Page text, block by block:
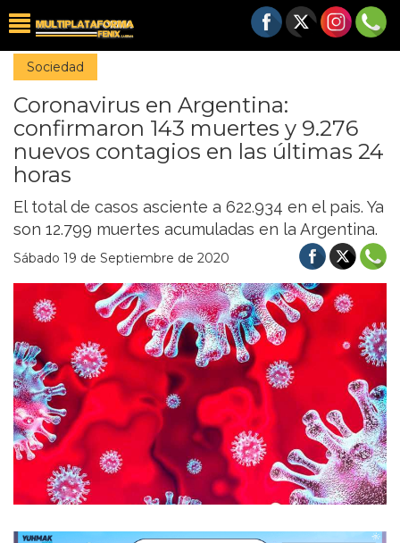
Sociedad
Coronavirus en Argentina:
confirmaron 143 muertes y 9.276
nuevos contagios en las últimas 24
horas
El total de casos asciente a 622.934 en el pais. Ya
son 12.799 muertes acumuladas en la Argentina.
Sábado 19 de Septiembre de 2020